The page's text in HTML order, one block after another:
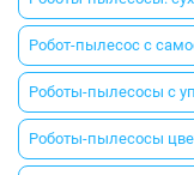
Робот-пылесос с
Роботы-пылесосы с
Роботы-пылесосы